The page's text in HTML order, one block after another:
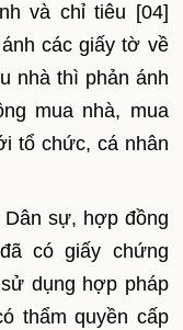
và chỉ tiêu [04]
các giấy tờ về
nhà thì phản ánh
mua nhà, mua
tổ chức, cá nhân
Dân sự, hợp đồng
có giấy chứng
dụng hợp pháp
thẩm quyền cấp